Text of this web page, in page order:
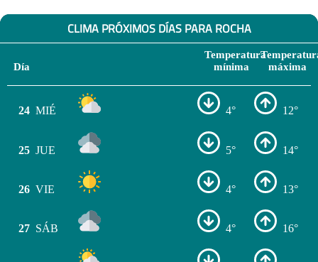
CLIMA PRÓXIMOS DÍAS PARA ROCHA
Día
Temperatura
mínima
máxima
24 MIÉ 4° 12°
25 JUE 5° 14°
26 VIE 4° 13°
27 SÁB 4° 16°